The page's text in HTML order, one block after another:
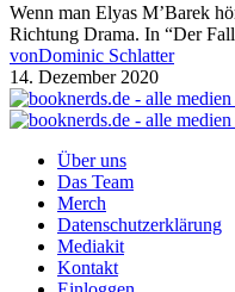
Wenn man Elyas M’Barek
Richtung Drama. In “Der
vonDominic Schlatter
14. Dezember 2020
Über uns
Das Team
Merch
Datenschutzerklärung
Mediakit
Kontakt